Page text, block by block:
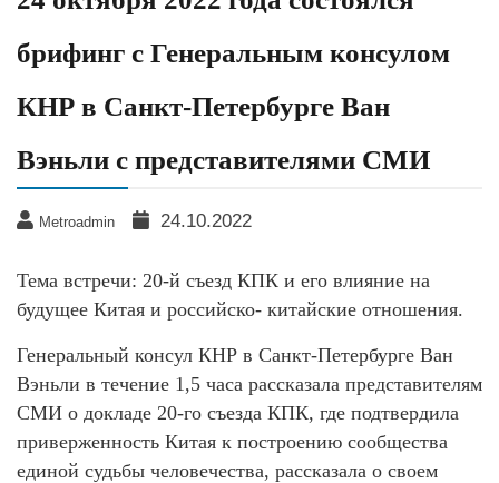
брифинг с Генеральным консулом
КНР в Санкт-Петербурге Ван
Вэньли с представителями СМИ
Metroadmin 24.10.2022
Тема встречи: 20-й съезд КПК и его влияние на
будущее Китая и российско- китайские отношения.
Генеральный консул КНР в Санкт-Петербурге Ван
Вэньли в течение 1,5 часа рассказала представителям
СМИ о докладе 20-го съезда КПК, где подтвердила
приверженность Китая к построению сообщества
единой судьбы человечества, рассказала о своем